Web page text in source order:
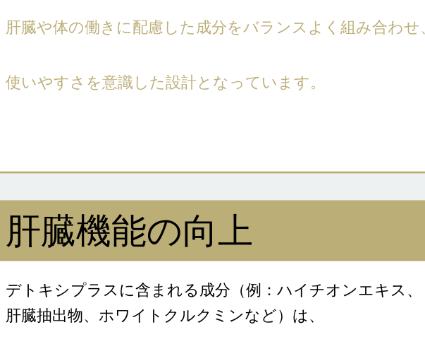
肝臓や体の働きに配慮した成分をバランスよく組み合わせ
使いやすさを意識した設計となっています。
肝臓機能の向上
デトキシプラスに含まれる成分（例：ハイチオンエキス、
肝臓抽出物、ホワイトクルクミンなど）は、